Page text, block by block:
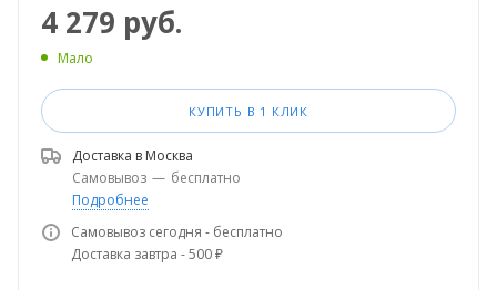
4 279 руб.
Мало
КУПИТЬ В 1 КЛИК
Доставка в Москва
Самовывоз — бесплатно
Подробнее
Самовывоз сегодня - бесплатно
Доставка завтра - 500 ₽